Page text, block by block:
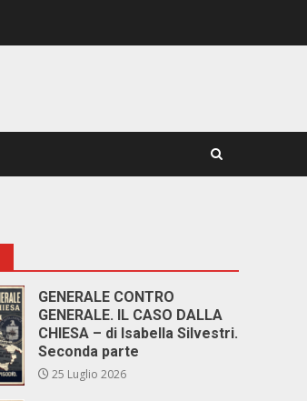
GENERALE CONTRO
GENERALE. IL CASO DALLA
CHIESA – di Isabella Silvestri.
Seconda parte
25 Luglio 2026